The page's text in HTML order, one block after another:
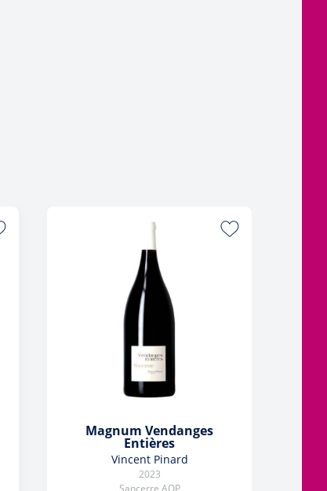
Magnum Vendanges
Entières
Vincent Pinard
2023
Sancerre AOP